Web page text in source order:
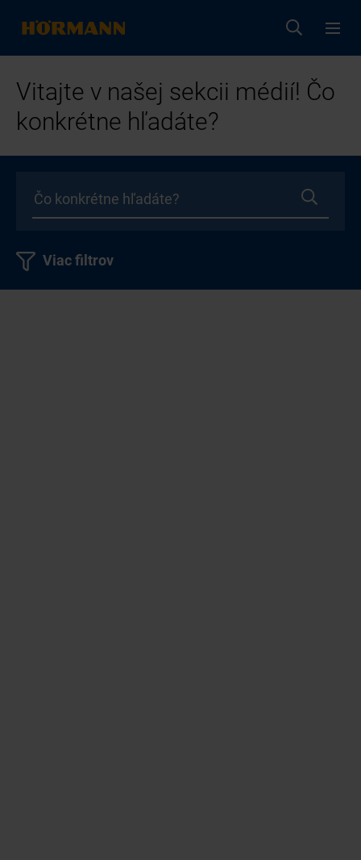
Vitajte v našej sekcii médií! Čo
konkrétne hľadáte?
Viac filtrov